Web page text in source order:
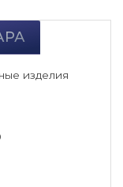
изделия